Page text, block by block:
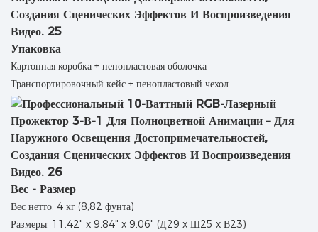
Упаковка
Картонная коробка + пенопластовая оболочка
Транспортировочный кейс + пенопластовый чехол
Вес - Размер
Вес нетто: 4 кг (8,82 фунта)
Размеры: 11,42" x 9,84" x 9,06" (Д29 x Ш25 x В23)